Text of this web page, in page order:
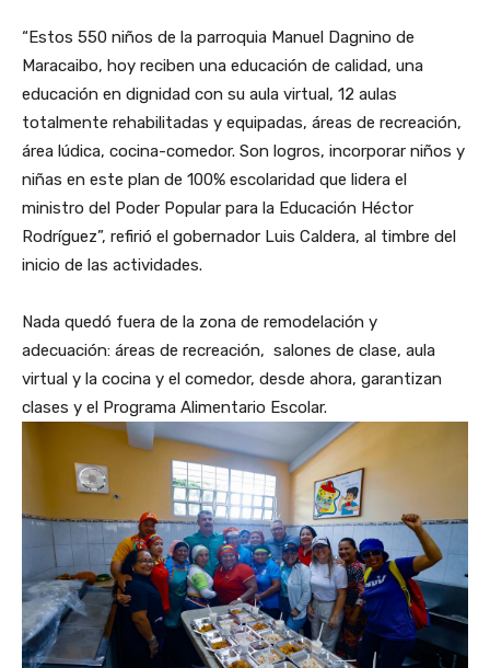
“Estos 550 niños de la parroquia Manuel Dagnino de
Maracaibo, hoy reciben una educación de calidad, una
educación en dignidad con su aula virtual, 12 aulas
totalmente rehabilitadas y equipadas, áreas de recreación,
área lúdica, cocina-comedor. Son logros, incorporar niños y
niñas en este plan de 100% escolaridad que lidera el
ministro del Poder Popular para la Educación Héctor
Rodríguez”, refirió el gobernador Luis Caldera, al timbre del
inicio de las actividades.
Nada quedó fuera de la zona de remodelación y
adecuación: áreas de recreación, salones de clase, aula
virtual y la cocina y el comedor, desde ahora, garantizan
clases y el Programa Alimentario Escolar.